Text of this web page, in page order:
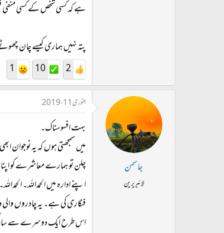
ہے کہ کسی شخص کے کسی منفی
پتہ نہیں ہماری کیسے چان
2
10
1
جاسمن
لائبریرین
جنوری 11، 2019
بہت افسوسناک۔
میں سمجھتی ہوں کہ یہ نوجوان
چلن تو ہمارے معاشرے کو اپنا
اپنے ادارہ میں الحمداللہ۔
فنکاری کی ہے۔ یہ چادروں
اس طرح ایک دوسرے سے سادگی